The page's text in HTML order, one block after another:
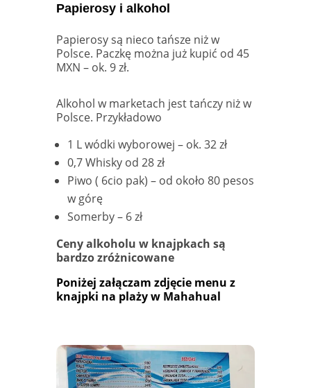
Papierosy i alkohol
Papierosy są nieco tańsze niż w
Polsce. Paczkę można już kupić od 45
MXN – ok. 9 zł.
Alkohol w marketach jest tańczy niż w
Polsce. Przykładowo
1 L wódki wyborowej – ok. 32 zł
0,7 Whisky od 28 zł
Piwo ( 6cio pak) – od około 80 pesos
w górę
Somerby – 6 zł
Ceny alkoholu w knajpkach są
bardzo zróżnicowane
Poniżej załączam zdjęcie menu z
knajpki na plaży w Mahahual